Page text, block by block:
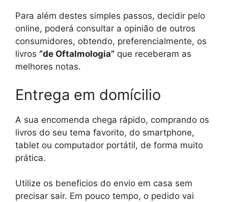
Para além destes simples passos, decidir pelo
online, poderá consultar a opinião de outros
consumidores, obtendo, preferencialmente, os
livros “de Oftalmologia” que receberam as
melhores notas.
Entrega em domícilio
A sua encomenda chega rápido, comprando os
livros do seu tema favorito, do smartphone,
tablet ou computador portátil, de forma muito
prática.
Utilize os beneficios do envio em casa sem
precisar sair. Em pouco tempo, o pedido vai